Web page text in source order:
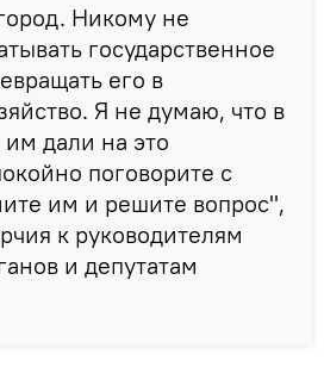
Никому не
государственное
его в
Я не думаю, что в
дали на это
поговорите с
им и решите вопрос",
к руководителям
и депутатам